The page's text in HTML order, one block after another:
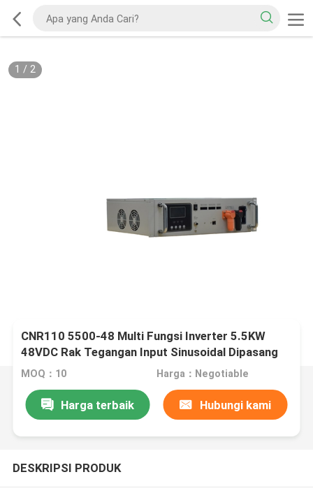
1 / 2
CNR110 5500-48 Multi Fungsi Inverter 5.5KW
48VDC Rak Tegangan Input Sinusoidal Dipasang
MOQ：10 Harga：Negotiable
Harga terbaik Hubungi kami
DESKRIPSI PRODUK